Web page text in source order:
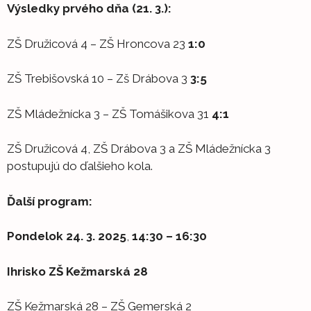
Výsledky prvého dňa (21. 3.):
ZŠ Družicová 4 – ZŠ Hroncova 23 1:0
ZŠ Trebišovská 10 – Zš Drábova 3 3:5
ZŠ Mládežnícka 3 – ZŠ Tomášikova 31 4:1
ZŠ Družicová 4, ZŠ Drábova 3 a ZŠ Mládežnícka 3
postupujú do ďalšieho kola.
Ďalší program:
Pondelok 24. 3. 2025, 14:30 – 16:30
Ihrisko ZŠ Kežmarská 28
ZŠ Kežmarská 28 – ZŠ Gemerská 2